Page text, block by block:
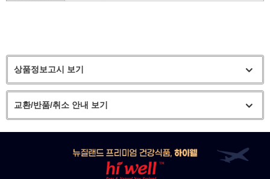
상품정보고시 보기
교환/반품/취소 안내 보기